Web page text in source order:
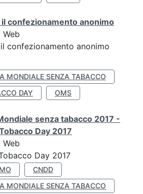
confezionamento anonimo
confezionamento anonimo
MONDIALE SENZA TABACCO
DAY
OMS
senza tabacco 2017 -
Day 2017
Day 2017
CNDD
MONDIALE SENZA TABACCO